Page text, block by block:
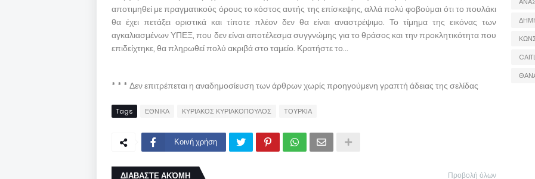
αποτιμηθεί με πραγματικούς όρους το κόστος αυτής της επίσκεψης, αλλά πολύ φοβούμαι ότι το πουλάκι
θα έχει πετάξει οριστικά και τίποτε πλέον δεν θα είναι αναστρέψιμο. Το τίμημα της εικόνας των
αγκαλιασμένων ΥΠΕΞ, που δεν είναι αποτέλεσμα συγγνώμης για το θράσος και την προκλητικότητα που
επιδείχτηκε, θα πληρωθεί πολύ ακριβά στο ταμείο. Κρατήστε το...
* * * Δεν επιτρέπεται η αναδημοσίευση των άρθρων χωρίς προηγούμενη γραπτή άδειας της σελίδας
Tags ΕΘΝΙΚΑ ΚΥΡΙΑΚΟΣ ΚΥΡΙΑΚΟΠΟΥΛΟΣ ΤΟΥΡΚΙΑ
Κοινή χρήση
ΔΙΑΒΑΣΤΕ ΑΚΌΜΗ Προβολή όλων